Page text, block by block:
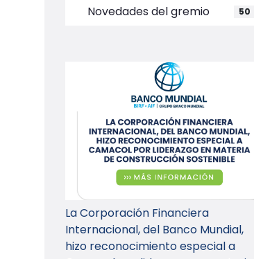
Novedades del gremio 50
La Corporación Financiera
Internacional, del Banco Mundial,
hizo reconocimiento especial a